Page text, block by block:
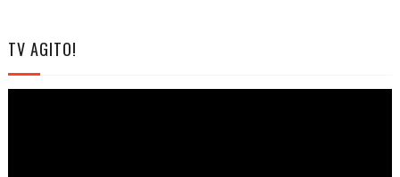
TV AGITO!